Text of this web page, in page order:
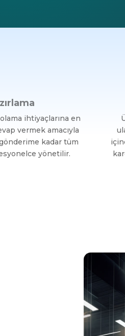
ihtiyaçlarına en
vermek amacıyla
kadar tüm
yönetilir.